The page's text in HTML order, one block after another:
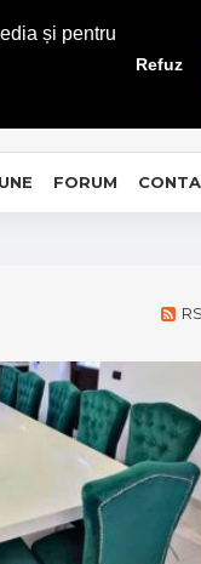
și pentru
Refuz
FORUM